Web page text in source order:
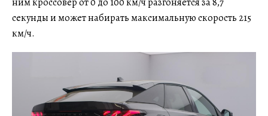
секунды и может набирать максимальную скорость 215
км/ч.